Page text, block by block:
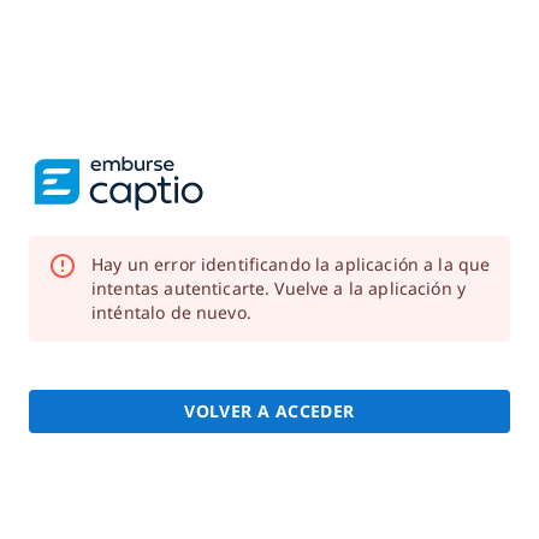
Hay un error identificando la aplicación a la que
intentas autenticarte. Vuelve a la aplicación y
inténtalo de nuevo.
VOLVER A ACCEDER